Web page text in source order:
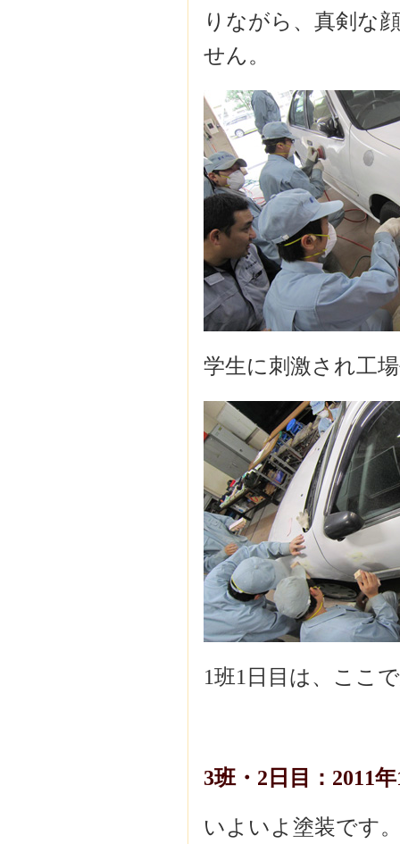
りながら、真剣な
せん。
学生に刺激され工
1班1日目は、ここ
3班・2日目：2011
いよいよ塗装です